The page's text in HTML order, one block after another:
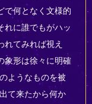
で何となく文様的
れに誰でもがハッ
れてみれば視え
象形は徐々に明確
ようなものを被
て来たから何か